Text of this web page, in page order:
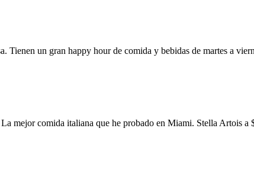
un gran happy hour de comida y bebidas de martes a
mejor comida italiana que he probado en Miami. Stella Artois